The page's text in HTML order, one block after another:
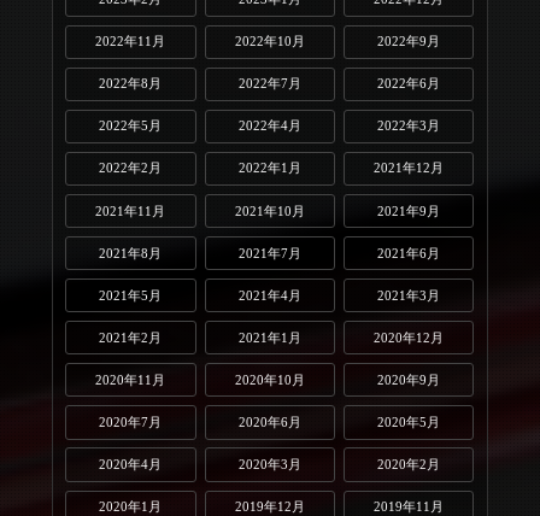
2022年11月 2022年10月 2022年9月
2022年8月 2022年7月 2022年6月
2022年5月 2022年4月 2022年3月
2022年2月 2022年1月 2021年12月
2021年11月 2021年10月 2021年9月
2021年8月 2021年7月 2021年6月
2021年5月 2021年4月 2021年3月
2021年2月 2021年1月 2020年12月
2020年11月 2020年10月 2020年9月
2020年7月 2020年6月 2020年5月
2020年4月 2020年3月 2020年2月
2020年1月 2019年12月 2019年11月